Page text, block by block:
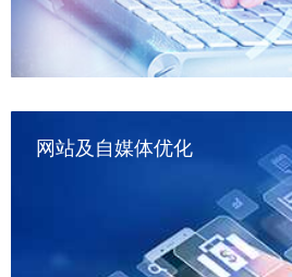
——————————
下拉、相关、其他人都在搜等（覆盖
手、微博、微信等全渠道平台）
网站及自媒体优化